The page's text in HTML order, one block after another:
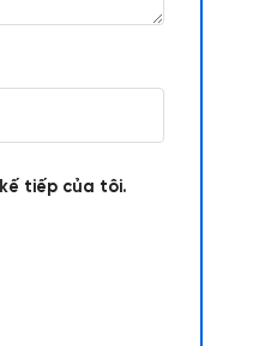
tiếp của tôi.